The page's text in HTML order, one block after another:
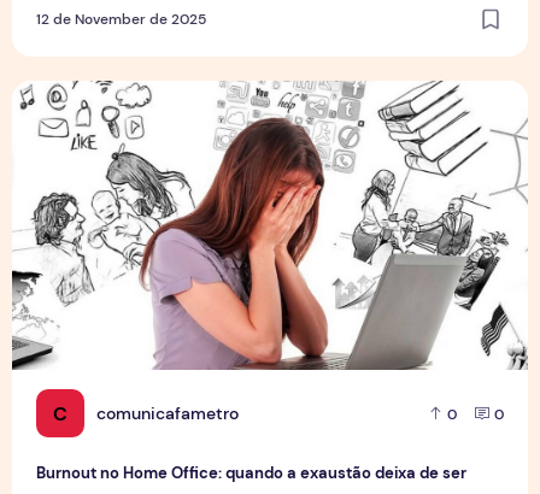
12 de November de 2025
C comunicafametro 0 0
Burnout no Home Office: quando a exaustão deixa de ser
Burnout no Home Office: quando a exaustão deixa de ser